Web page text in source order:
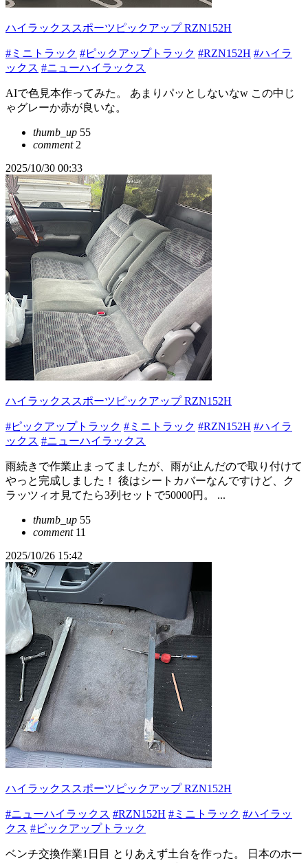
ハイラックススポーツピックアップ RZN152H
#ミニトラック #ピックアップトラック #RZN152H #ハイラ
ックス #ニューハイラックス
AIで色見本作ってみた。 あまりパッとしないなw この中じ
ゃグレーか赤が良いな。
thumb_up 55
comment2
2025/10/30 00:33
ハイラックススポーツピックアップ RZN152H
#ピックアップトラック #ミニトラック #RZN152H #ハイラ
ックス #ニューハイラックス
雨続きで作業止まってましたが、雨が止んだので取り付けて
やっと完成しました！ 後はシートカバーなんですけど、ク
ラッツィオ見てたら3列セットで50000円。 ...
thumb_up 55
comment11
2025/10/26 15:42
ハイラックススポーツピックアップ RZN152H
#ニューハイラックス #RZN152H #ミニトラック #ハイラッ
クス #ピックアップトラック
ベンチ交換作業1日目 とりあえず土台を作った。 日本のホー